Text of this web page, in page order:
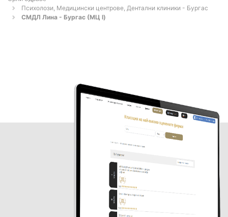
Психолози, Медицински центрове, Дентални клиники - Бургас
СМДЛ Лина - Бургас (МЦ I)